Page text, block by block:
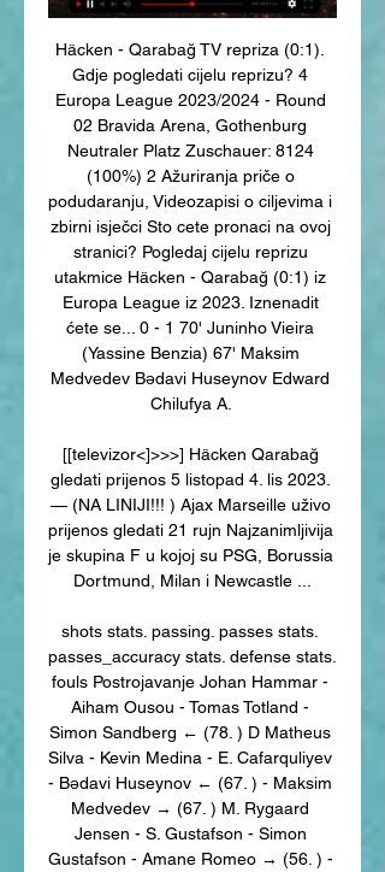
Häcken - Qarabağ TV repriza (0:1).
Gdje pogledati cijelu reprizu? 4
Europa League 2023/2024 - Round
02 Bravida Arena, Gothenburg
Neutraler Platz Zuschauer: 8124
(100%) 2 Ažuriranja priče o
podudaranju, Videozapisi o ciljevima i
zbirni isječci Sto cete pronaci na ovoj
stranici? Pogledaj cijelu reprizu
utakmice Häcken - Qarabağ (0:1) iz
Europa League iz 2023. Iznenadit
ćete se... 0 - 1 70' Juninho Vieira
(Yassine Benzia) 67' Maksim
Medvedev Bədavi Huseynov Edward
Chilufya A.
[[televizor<]>>>] Häcken Qarabağ
gledati prijenos 5 listopad 4. lis 2023.
— (NA LINIJI!!! ) Ajax Marseille uživo
prijenos gledati 21 rujn Najzanimljivija
je skupina F u kojoj su PSG, Borussia
Dortmund, Milan i Newcastle ...
shots stats. passing. passes stats.
passes_accuracy stats. defense stats.
fouls Postrojavanje Johan Hammar -
Aiham Ousou - Tomas Totland -
Simon Sandberg ← (78. ) D Matheus
Silva - Kevin Medina - E. Cafarquliyev
- Bədavi Huseynov ← (67. ) - Maksim
Medvedev → (67. ) M. Rygaard
Jensen - S. Gustafson - Simon
Gustafson - Amane Romeo → (56. ) -